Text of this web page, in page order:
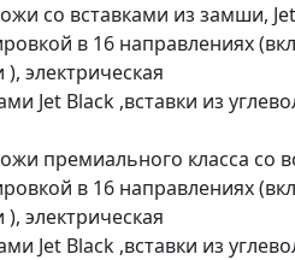
со вставками из замши,
в 16 направлениях
электрическая
Jet Black ,вставки из
премиального класса со
в 16 направлениях
электрическая
Jet Black ,вставки из